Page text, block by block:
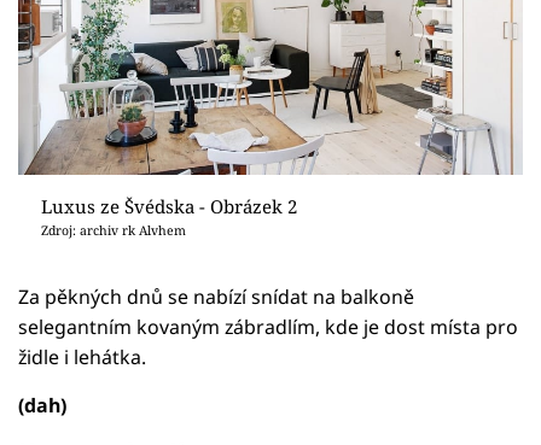
Luxus ze Švédska - Obrázek 2
Zdroj: archiv rk Alvhem
Za pěkných dnů se nabízí snídat na balkoně
selegantním kovaným zábradlím, kde je dost místa pro
židle i lehátka.
(dah)